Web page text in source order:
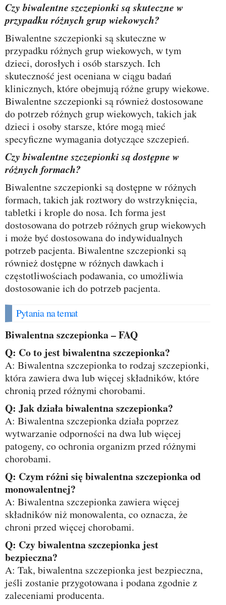
Czy biwalentne szczepionki są skuteczne w
przypadku różnych grup wiekowych?
Biwalentne szczepionki są skuteczne w
przypadku różnych grup wiekowych, w tym
dzieci, dorosłych i osób starszych. Ich
skuteczność jest oceniana w ciągu badań
klinicznych, które obejmują różne grupy wiekowe.
Biwalentne szczepionki są również dostosowane
do potrzeb różnych grup wiekowych, takich jak
dzieci i osoby starsze, które mogą mieć
specyficzne wymagania dotyczące szczepień.
Czy biwalentne szczepionki są dostępne w
różnych formach?
Biwalentne szczepionki są dostępne w różnych
formach, takich jak roztwory do wstrzyknięcia,
tabletki i krople do nosa. Ich forma jest
dostosowana do potrzeb różnych grup wiekowych
i może być dostosowana do indywidualnych
potrzeb pacjenta. Biwalentne szczepionki są
również dostępne w różnych dawkach i
częstotliwościach podawania, co umożliwia
dostosowanie ich do potrzeb pacjenta.
Pytania na temat
Biwalentna szczepionka – FAQ
Q: Co to jest biwalentna szczepionka?
A: Biwalentna szczepionka to rodzaj szczepionki,
która zawiera dwa lub więcej składników, które
chronią przed różnymi chorobami.
Q: Jak działa biwalentna szczepionka?
A: Biwalentna szczepionka działa poprzez
wytwarzanie odporności na dwa lub więcej
patogeny, co ochronia organizm przed różnymi
chorobami.
Q: Czym różni się biwalentna szczepionka od
monowalentnej?
A: Biwalentna szczepionka zawiera więcej
składników niż monowalenta, co oznacza, że
chroni przed więcej chorobami.
Q: Czy biwalentna szczepionka jest
bezpieczna?
A: Tak, biwalentna szczepionka jest bezpieczna,
jeśli zostanie przygotowana i podana zgodnie z
zaleceniami producenta.